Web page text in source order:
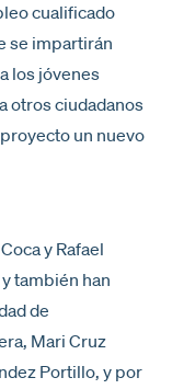
cualificado
se impartirán
los jóvenes
otros ciudadanos
un nuevo
y Rafael
también han
de
Mari Cruz
Portillo, y por